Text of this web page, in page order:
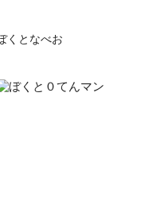
くとなべお